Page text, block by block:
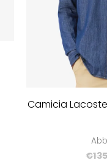
Camicia
€